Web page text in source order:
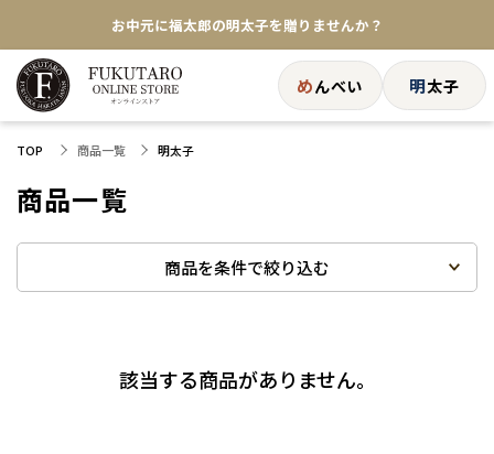
お中元に福太郎の明太子を贈りませんか？
★めんべい25周年記念商品が登場★
【色々な味を試したい方へ】ポストイン！めんべい
めんべい 明太子
TOP 商品一覧 明太子
商品一覧
商品を条件で絞り込む
該当する商品がありません。